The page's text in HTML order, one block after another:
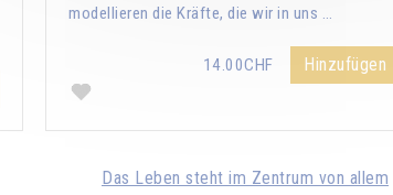
modellieren die Kräfte, die wir in uns …
14.00CHF Hinzufügen
Das Leben steht im Zentrum von allem